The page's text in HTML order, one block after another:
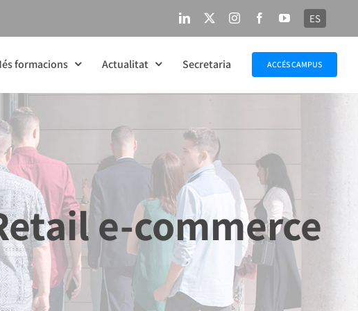
LinkedIn InstagramFacebookYouTube
ES
formacions Actualitat Secretaria ACCÉS CAMPUS
e-commerce